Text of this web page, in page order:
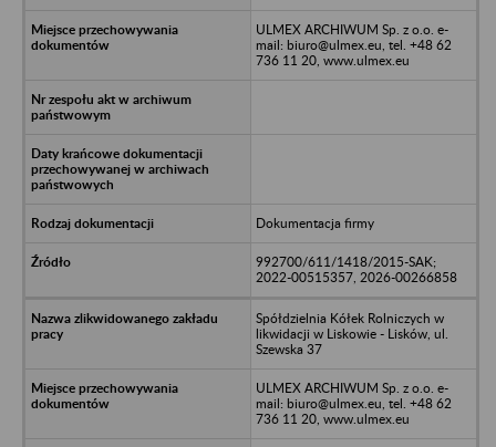
ULMEX ARCHIWUM Sp. z o.o. e-
mail: biuro@ulmex.eu, tel. +48 62
736 11 20, www.ulmex.eu
Dokumentacja firmy
992700/611/1418/2015-SAK;
2022-00515357, 2026-00266858
Spółdzielnia Kółek Rolniczych w
likwidacji w Liskowie - Lisków, ul.
Szewska 37
ULMEX ARCHIWUM Sp. z o.o. e-
mail: biuro@ulmex.eu, tel. +48 62
736 11 20, www.ulmex.eu